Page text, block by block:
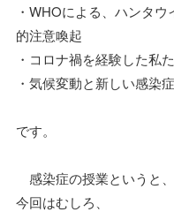
・WHOによる、ハンタ
的注意喚起
・コロナ禍を経験した私
・気候変動と新しい感染
です。
感染症の授業というと
今回はむしろ、